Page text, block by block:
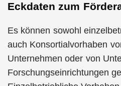
Eckdaten zum
Es können sowohl
auch Konsortialvorhaben
Unternehmen oder von
Forschungseinrichtungen